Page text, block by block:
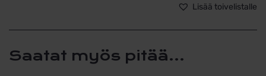
Lisää toivelistalle
Saatat myös pitää...